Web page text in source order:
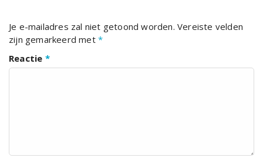
Je e-mailadres zal niet getoond worden. Vereiste velden
zijn gemarkeerd met *
Reactie *